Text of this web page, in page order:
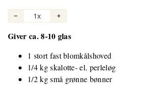
− 1x +
Giver ca. 8-10 glas
1 stort fast blomkålshoved
1/4 kg skalotte- el. perleløg
1/2 kg små grønne bønner